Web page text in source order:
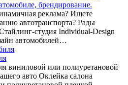
брендирование.
реклама? Ищете
автотранспорта? Рады
студия Individual-Design
автомобилей…
виниловой или полиуретановой
авто Оклейка салона